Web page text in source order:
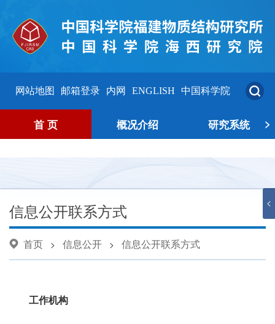
网站地图 邮箱登录 内网 ENGLISH 中国科学院
首 页 概况介绍 研究系统 >
<
信息公开联系方式
首页 > 信息公开 > 信息公开联系方式
工作机构